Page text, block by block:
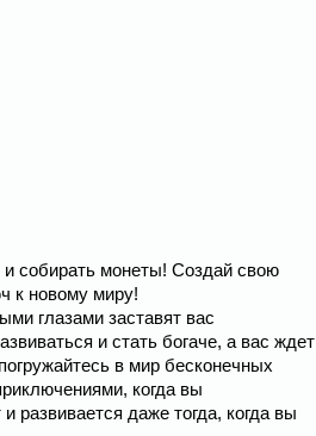
и собирать монеты! Создай свою
к новому миру!
глазами заставят вас
и стать богаче, а вас ждет
в мир бесконечных
когда вы
развивается даже тогда, когда вы